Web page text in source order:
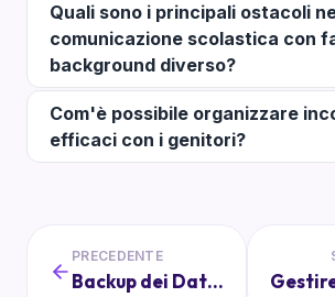
Quali sono i principali ostacoli
comunicazione scolastica con
background diverso?
Com'è possibile organizzare
efficaci con i genitori?
PRECEDENTE
Backup dei Dati Scolastici: Come e Perché È Importante